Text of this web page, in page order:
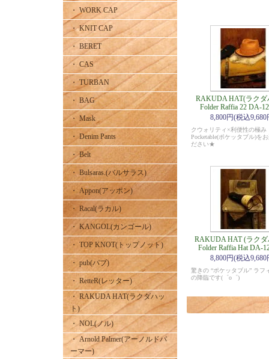
・ WORK CAP
・ KNIT CAP
・ BERET
・ CAS
・ TURBAN
・ BAG
・ Mask
・ Denim Pants
・ Belt
・ Bulsaras.(バルサラス)
・ Appon(アッポン)
・ Racal(ラカル)
・ KANGOL(カンゴール)
・ TOP KNOT(トップノット)
・ pub(パブ)
・ RetteR(レッター)
・ RAKUDA HAT(ラクダハッ
ト)
・ NOL(ノル)
・ Arnold Palmer(アーノルドパ
ーマー)
RAKUDA HAT(ラクダ
Folder Raffia 22 DA-
8,800円(税込9,680
クウォリティ×利便性の極
Pocketable(ポケッタブル)を
ださい★
RAKUDA HAT (ラク
Folder Raffia Hat DA-
8,800円(税込9,680
驚きの “ポケッタブル” ラフ
の降臨です(゜o゜)